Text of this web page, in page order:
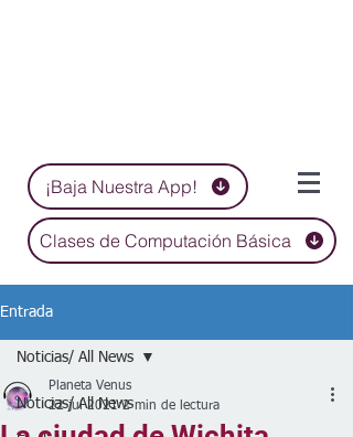
¡Baja Nuestra App!
Clases de Computación Básica
Entrada
Noticias/ All News
Noticias/ All News
Planeta Venus
22 jul 2021 2 min de lectura